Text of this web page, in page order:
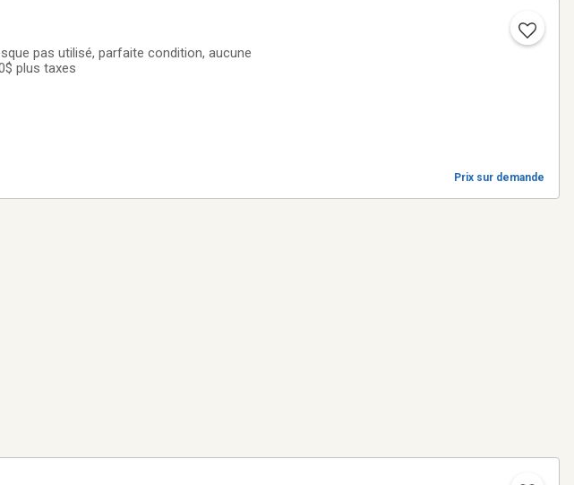
pas utilisé, parfaite condition, aucune
de 350$ plus taxes
Prix sur demande